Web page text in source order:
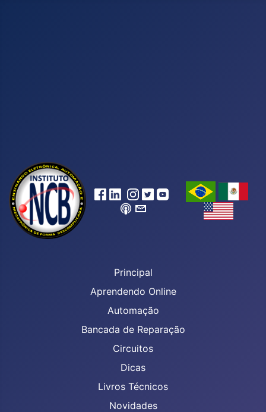
Principal
Aprendendo Online
Automação
Bancada de Reparação
Circuitos
Dicas
Livros Técnicos
Novidades